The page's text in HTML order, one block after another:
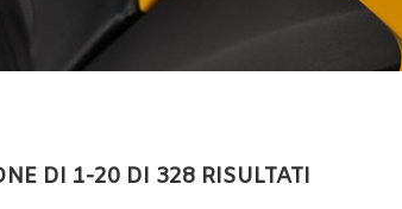
DI 1-20 DI 328 RISULTATI